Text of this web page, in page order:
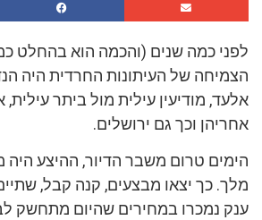
לפני כמה שנים (והכמה הוא בהחלט
הצמיחה של העיתונות החרדית היה
אלעד, מודיעין עילית מול ביתר עילית,
אחריהן וכך גם ירושלים.
הימים טרום משבר הדיור, ההיצע היה
מלך. כך יצאו מבצעים, קנה קבל,
ענק נמכרו במחירים שהיום מתחשק